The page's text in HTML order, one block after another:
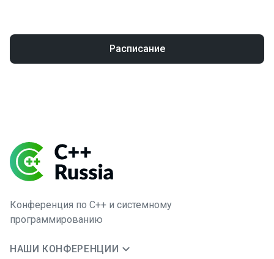
Расписание
Конференция по C++ и системному
программированию
НАШИ КОНФЕРЕНЦИИ